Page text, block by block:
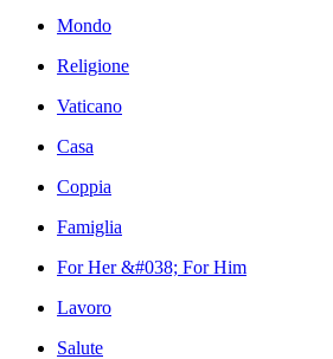
Mondo
Religione
Vaticano
Casa
Coppia
Famiglia
For Her &#038; For Him
Lavoro
Salute